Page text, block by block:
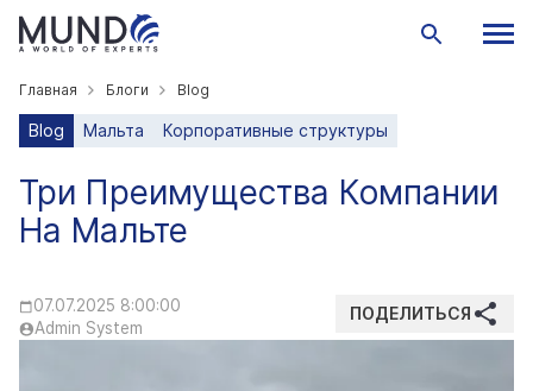
Главная Блоги Blog
Blog Мальта Корпоративные структуры
Три Преимущества Компании
На Мальте
07.07.2025 8:00:00
Admin System
ПОДЕЛИТЬСЯ